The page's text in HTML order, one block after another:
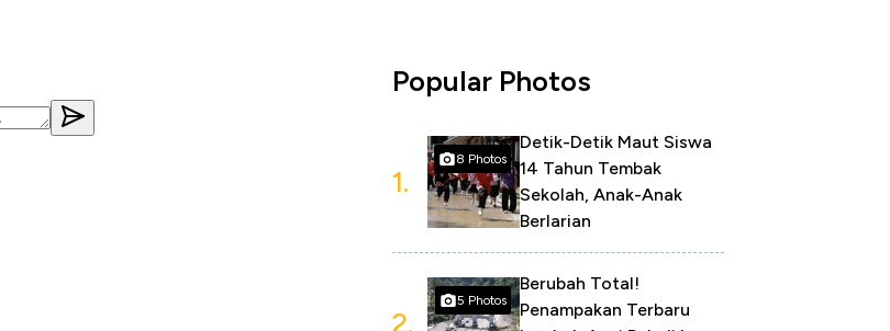
Popular Photos
1.
8 Photos
Detik-Detik Maut Siswa
14 Tahun Tembak
Sekolah, Anak-Anak
Berlarian
2.
5 Photos
Berubah Total!
Penampakan Terbaru